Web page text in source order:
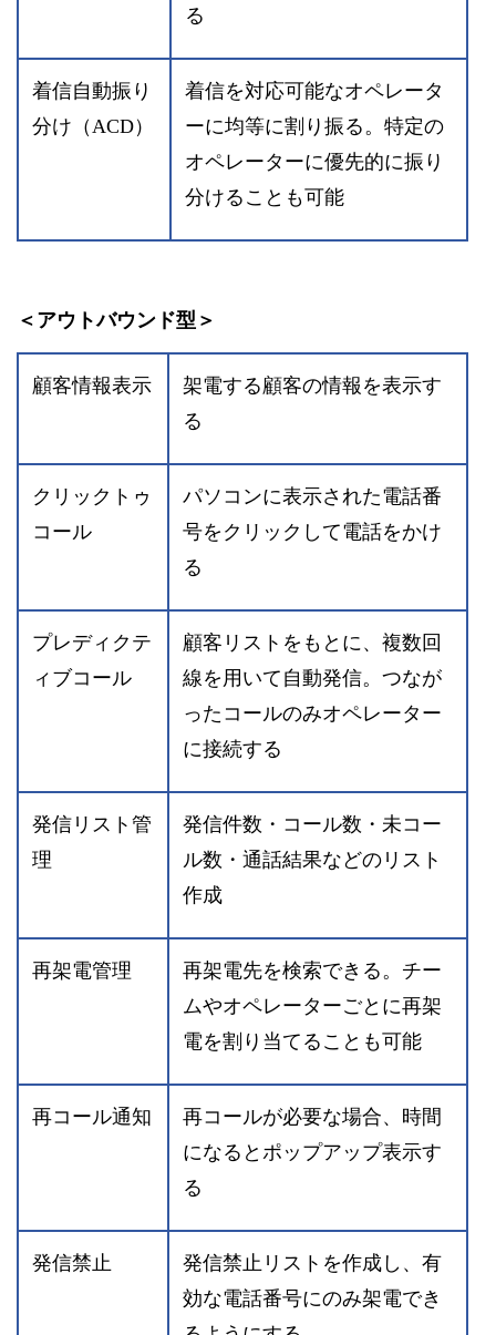
る
着信自動振り
分け（ACD）
着信を対応可能なオペレータ
ーに均等に割り振る。特定の
オペレーターに優先的に振り
分けることも可能
＜アウトバウンド型＞
顧客情報表示
架電する顧客の情報を表示す
る
クリックトゥ
コール
パソコンに表示された電話番
号をクリックして電話をかけ
る
プレディクテ
ィブコール
顧客リストをもとに、複数回
線を用いて自動発信。つなが
ったコールのみオペレーター
に接続する
発信リスト管
理
発信件数・コール数・未コー
ル数・通話結果などのリスト
作成
再架電管理
再架電先を検索できる。チー
ムやオペレーターごとに再架
電を割り当てることも可能
再コール通知
再コールが必要な場合、時間
になるとポップアップ表示す
る
発信禁止
発信禁止リストを作成し、有
効な電話番号にのみ架電でき